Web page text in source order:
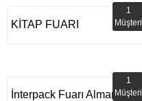
KİTAP FUARI
1
Müşteri
İnterpack Fuarı Almanya
1
Müşteri